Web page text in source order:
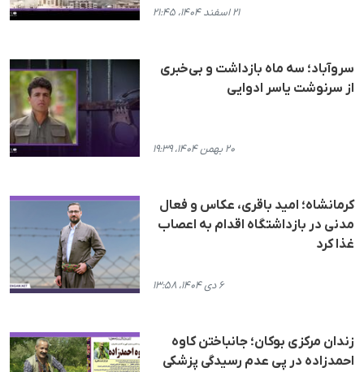
۲۱ اسفند ۱۴۰۴، ۲۱:۴۵
سروآباد؛ سه ماه بازداشت و بی‌خبری
از سرنوشت یاسر ادوایی
۲۰ بهمن ۱۴۰۴، ۱۹:۳۹
کرمانشاه؛ امید باقری، عکاس و فعال
مدنی در بازداشتگاه اقدام به اعصاب
غذا کرد
۶ دی ۱۴۰۴، ۱۳:۵۸
زندان مرکزی بوکان؛ جانباختن کاوە
احمدزادە در پی عدم رسیدگی پزشکی